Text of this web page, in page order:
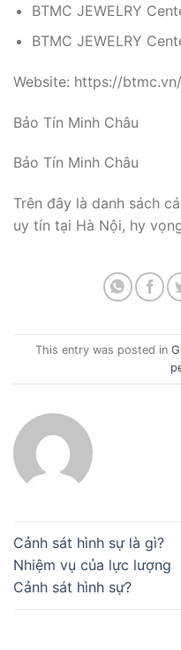
BTMC JEWELRY
BTMC JEWELRY
Website: https://
Bảo Tín Minh Châu
Bảo Tín Minh Châu
Trên đây là danh sách
uy tín tại Hà Nội, hy
This entry was posted in
Cảnh sát hình sự là gì?
Nhiệm vụ của lực lượng
Cảnh sát hình sự?